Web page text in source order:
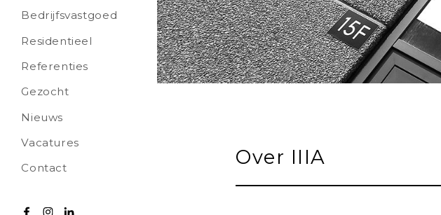
Bedrijfsvastgoed
Residentieel
Referenties
Gezocht
Nieuws
Vacatures
Contact
Over IIIA